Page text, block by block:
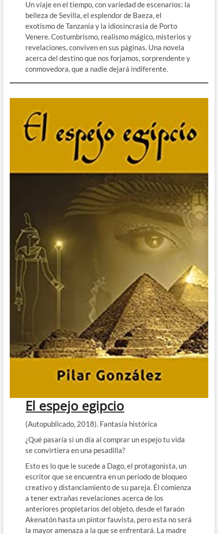
Un viaje en el tiempo, con variedad de escenarios: la
belleza de Sevilla, el esplendor de Baeza, el
exotismo de Tanzania y la idiosincrasia de Porto
Venere. Costumbrismo, realismo mágico, misterios y
revelaciones, conviven en sus páginas. Una novela
acerca del destino que nos forjamos, sorprendente y
conmovedora, que a nadie dejará indiferente.
El espejo egipcio
(Autopublicado, 2018). Fantasía histórica
¿Qué pasaría si un día al comprar un espejo tu vida
se convirtiera en una pesadilla?
Esto es lo que le sucede a Dago, el protagonista, un
escritor que se encuentra en un periodo de bloqueo
creativo y distanciamiento de su pareja. Él comienza
a tener extrañas revelaciones acerca de los
anteriores propietarios del objeto, desde el faraón
Akenatón hasta un pintor fauvista, pero esta no será
la mayor amenaza a la que se enfrentará. La madre